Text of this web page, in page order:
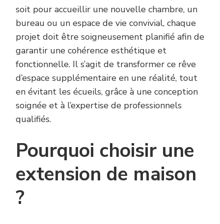
soit pour accueillir une nouvelle chambre, un
bureau ou un espace de vie convivial, chaque
projet doit être soigneusement planifié afin de
garantir une cohérence esthétique et
fonctionnelle. Il s’agit de transformer ce rêve
d’espace supplémentaire en une réalité, tout
en évitant les écueils, grâce à une conception
soignée et à l’expertise de professionnels
qualifiés.
Pourquoi choisir une
extension de maison
?